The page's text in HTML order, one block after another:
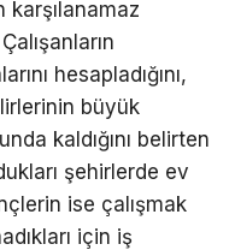
hesapladığını,
büyük
kaldığını belirten
şehirlerde ev
ise çalışmak
için iş